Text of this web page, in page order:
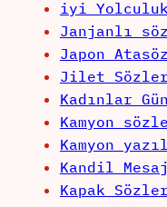
iyi
Janjanlı
Japon
Jilet Sözler
Kadınlar
Kamyon
Kamyon
Kandil
Kapak Sözler